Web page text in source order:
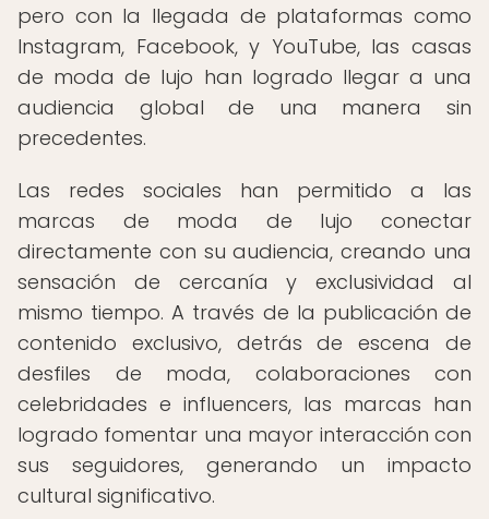
pero con la llegada de plataformas como
Instagram, Facebook, y YouTube, las casas
de moda de lujo han logrado llegar a una
audiencia global de una manera sin
precedentes.
Las redes sociales han permitido a las
marcas de moda de lujo conectar
directamente con su audiencia, creando una
sensación de cercanía y exclusividad al
mismo tiempo. A través de la publicación de
contenido exclusivo, detrás de escena de
desfiles de moda, colaboraciones con
celebridades e influencers, las marcas han
logrado fomentar una mayor interacción con
sus seguidores, generando un impacto
cultural significativo.